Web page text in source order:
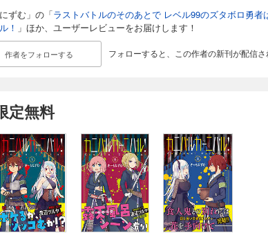
ずむ」の「ラストバトルのそのあとで レベル99のズタボロ勇者
！ 」ほか、ユーザーレビューをお届けします！
作者をフォローする フォローすると、この作者の新刊が配信さ
定無料